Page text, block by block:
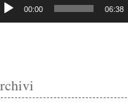
00:00 06:38